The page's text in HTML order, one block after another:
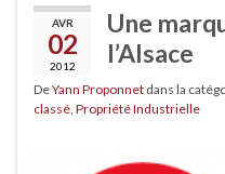
AVR
02
2012
Une
l’Alsace
DeYann Proponnet dans la
classé Propriété Industrielle